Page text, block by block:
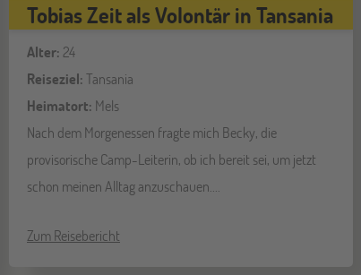
Tobias Zeit als Volontär in Tansania
Alter: 24
Reiseziel:Tansania
Heimatort: Mels
Nach dem Morgenessen fragte mich Becky, die
provisorische Camp-Leiterin, ob ich bereit sei, um jetzt
schon meinen Alltag anzuschauen....
Zum Reisebericht